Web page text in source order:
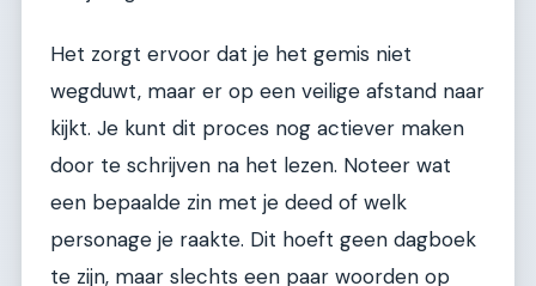
Het zorgt ervoor dat je het gemis niet
wegduwt, maar er op een veilige afstand naar
kijkt. Je kunt dit proces nog actiever maken
door te schrijven na het lezen. Noteer wat
een bepaalde zin met je deed of welk
personage je raakte. Dit hoeft geen dagboek
te zijn, maar slechts een paar woorden op